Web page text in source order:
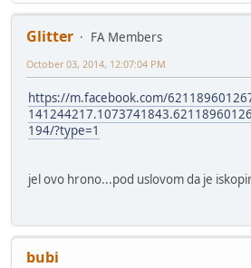
Glitter
FA Members
October 03, 2014, 12:07:04 PM
https://m.facebook.com/
194/?type=1
jel ovo hrono...pod uslovom da je
bubi